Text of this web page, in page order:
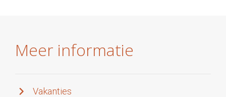
Meer informatie
Vakanties